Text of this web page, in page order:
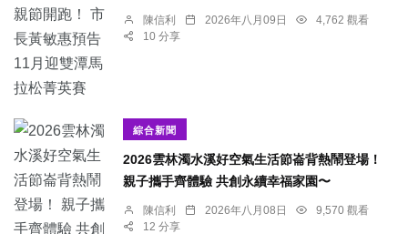
陳信利 2026年八月09日
4,762 觀看
10 分享
綜合新聞
2026雲林濁水溪好空氣生活節崙背熱鬧登場！
親子攜手齊體驗 共創永續幸福家園〜
陳信利 2026年八月08日
9,570 觀看
12 分享